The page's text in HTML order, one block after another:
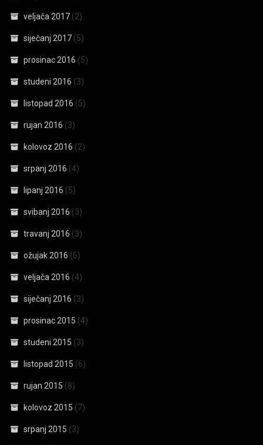
veljača 2017 (2)
siječanj 2017 (5)
prosinac 2016 (5)
studeni 2016 (3)
listopad 2016 (5)
rujan 2016 (3)
kolovoz 2016 (2)
srpanj 2016 (4)
lipanj 2016 (5)
svibanj 2016 (3)
travanj 2016 (3)
ožujak 2016 (6)
veljača 2016 (4)
siječanj 2016 (3)
prosinac 2015 (4)
studeni 2015 (3)
listopad 2015 (6)
rujan 2015 (8)
kolovoz 2015 (7)
srpanj 2015 (3)